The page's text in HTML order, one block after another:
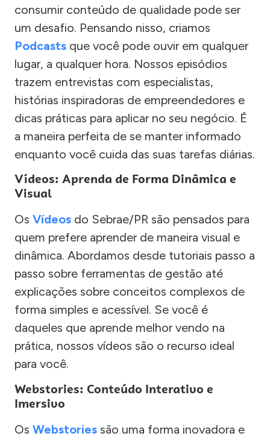
consumir conteúdo de qualidade pode ser
um desafio. Pensando nisso, criamos
Podcasts que você pode ouvir em qualquer
lugar, a qualquer hora. Nossos episódios
trazem entrevistas com especialistas,
histórias inspiradoras de empreendedores e
dicas práticas para aplicar no seu negócio. É
a maneira perfeita de se manter informado
enquanto você cuida das suas tarefas diárias.
Vídeos: Aprenda de Forma Dinâmica e
Visual
Os Vídeos do Sebrae/PR são pensados para
quem prefere aprender de maneira visual e
dinâmica. Abordamos desde tutoriais passo a
passo sobre ferramentas de gestão até
explicações sobre conceitos complexos de
forma simples e acessível. Se você é
daqueles que aprende melhor vendo na
prática, nossos vídeos são o recurso ideal
para você.
Webstories: Conteúdo Interativo e
Imersivo
Os Webstories são uma forma inovadora e